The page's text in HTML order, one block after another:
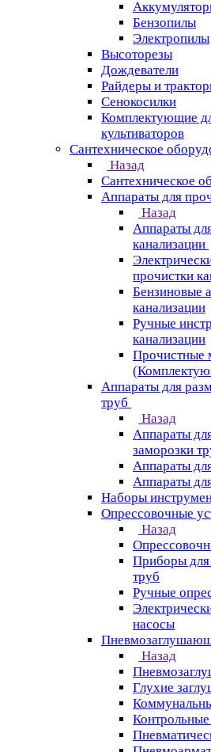
Бензопилы
Электропилы
Высоторезы
Дождеватели
Райдеры и
Сенокосилки
Комплектующие
культиваторов
Сантехническое
Назад
Сантехническое
Аппараты для
Назад
Аппараты
канализации
прочистки
Бензиновые
канализации
Ручные
канализации
Прочистные
Аппараты для
труб
Назад
Аппараты
заморозки
Аппараты
Аппараты
Наборы
Опрессовочные
Назад
Приборы для
труб
Ручные
насосы
Назад
Глухие